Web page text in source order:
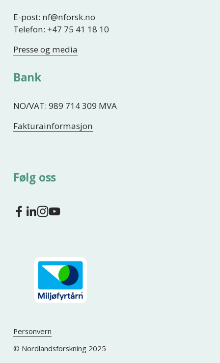
E-post: nf@nforsk.no
Telefon: +47 75 41 18 10
Presse og media
Bank
NO/VAT: 989 714 309 MVA
Fakturainformasjon
Følg oss
Personvern
© Nordlandsforskning 2025